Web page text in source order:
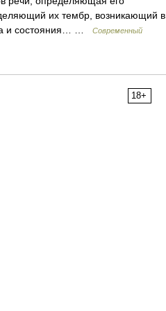
их тембр, возникающий в
и состояния… …
Современный
18+